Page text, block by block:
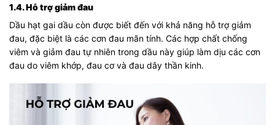
1.4. Hỗ trợ giảm đau
Dầu hạt gai dầu còn được biết đến với khả năng hỗ trợ giảm
đau, đặc biệt là các cơn đau mãn tính. Các hợp chất chống
viêm và giảm đau tự nhiên trong dầu này giúp làm dịu các cơn
đau do viêm khớp, đau cơ và đau dây thần kinh.